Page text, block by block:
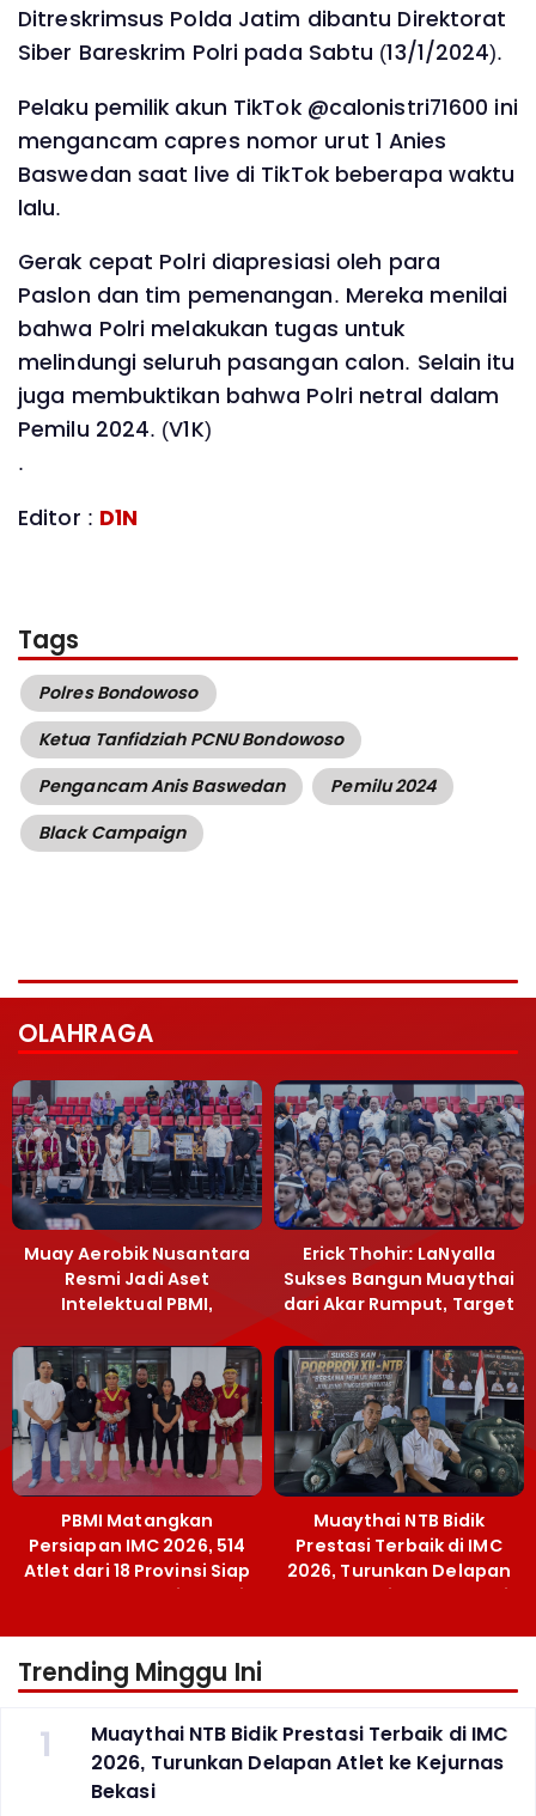
Ditreskrimsus Polda Jatim dibantu Direktorat
Siber Bareskrim Polri pada Sabtu (13/1/2024).
Pelaku pemilik akun TikTok @calonistri71600 ini
mengancam capres nomor urut 1 Anies
Baswedan saat live di TikTok beberapa waktu
lalu.
Gerak cepat Polri diapresiasi oleh para
Paslon dan tim pemenangan. Mereka menilai
bahwa Polri melakukan tugas untuk
melindungi seluruh pasangan calon. Selain itu
juga membuktikan bahwa Polri netral dalam
Pemilu 2024. (V1K)
.
Editor : D1N
Tags
Polres Bondowoso
Ketua Tanfidziah PCNU Bondowoso
Pengancam Anis Baswedan
Pemilu 2024
Black Campaign
OLAHRAGA
Muay Aerobik Nusantara
Resmi Jadi Aset
Intelektual PBMI,
Terobosan Bangun
Grassroots
Erick Thohir: LaNyalla
Sukses Bangun Muaythai
dari Akar Rumput, Target
PBMI Matangkan
Persiapan IMC 2026, 514
Atlet dari 18 Provinsi Siap
Berlaga Besok di Bekasi
Muaythai NTB Bidik
Prestasi Terbaik di IMC
2026, Turunkan Delapan
Atlet ke Kejurnas Bekasi
Trending Minggu Ini
1
Muaythai NTB Bidik Prestasi Terbaik di IMC
2026, Turunkan Delapan Atlet ke Kejurnas
Bekasi